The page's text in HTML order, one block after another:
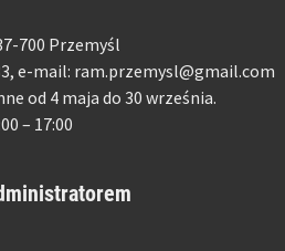
700 Przemyśl
e-mail: ram.przemysl@gmail.com
od 4 maja do 30 września.
– 17:00